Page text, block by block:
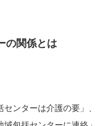
の関係とは
ンターは介護の要」、